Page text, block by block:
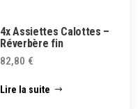
4x Assiettes Calottes –
Réverbère fin
82,80 €
Lire la suite